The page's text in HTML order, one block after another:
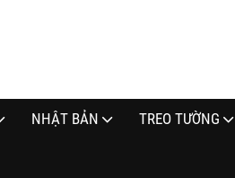
NHẬT BẢN TREO TƯỜNG